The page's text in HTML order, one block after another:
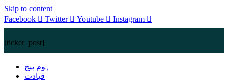
Skip to content
Facebook
Twitter Youtube Instagram
[ticker_post]
ہوم پیج
قیادت